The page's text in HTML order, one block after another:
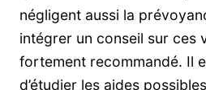
négligent aussi la
intégrer un conseil sur ces
fortement recommandé. Il
d’étudier les aides